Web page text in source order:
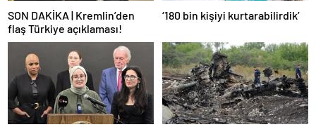
SON DAKİKA | Kremlin’den
flaş Türkiye açıklaması!
‘180 bin kişiyi kurtarabilirdik’